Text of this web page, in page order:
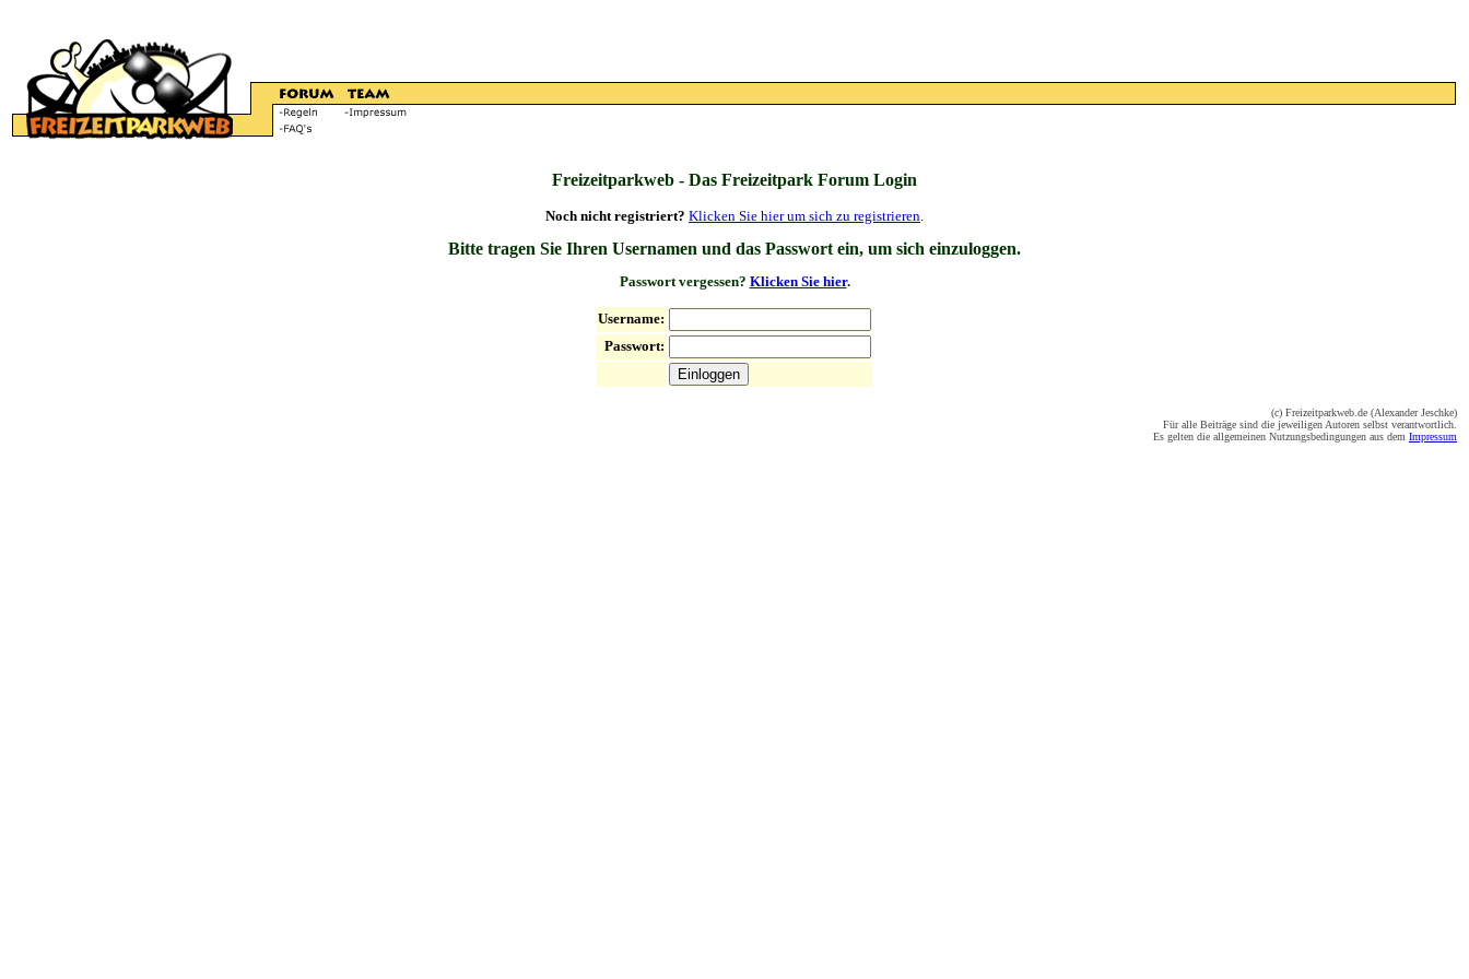
Freizeitparkweb - Das Freizeitpark Forum Login
Noch nicht registriert? Klicken Sie hier um sich zu registrieren.
Bitte tragen Sie Ihren Usernamen und das Passwort ein, um sich einzuloggen.
Passwort vergessen? Klicken Sie hier.
Username:
Passwort:
(c) Freizeitparkweb.de (Alexander Jeschke)
Für alle Beiträge sind die jeweiligen Autoren selbst verantwortlich.
Es gelten die allgemeinen Nutzungsbedingungen aus dem Impressum